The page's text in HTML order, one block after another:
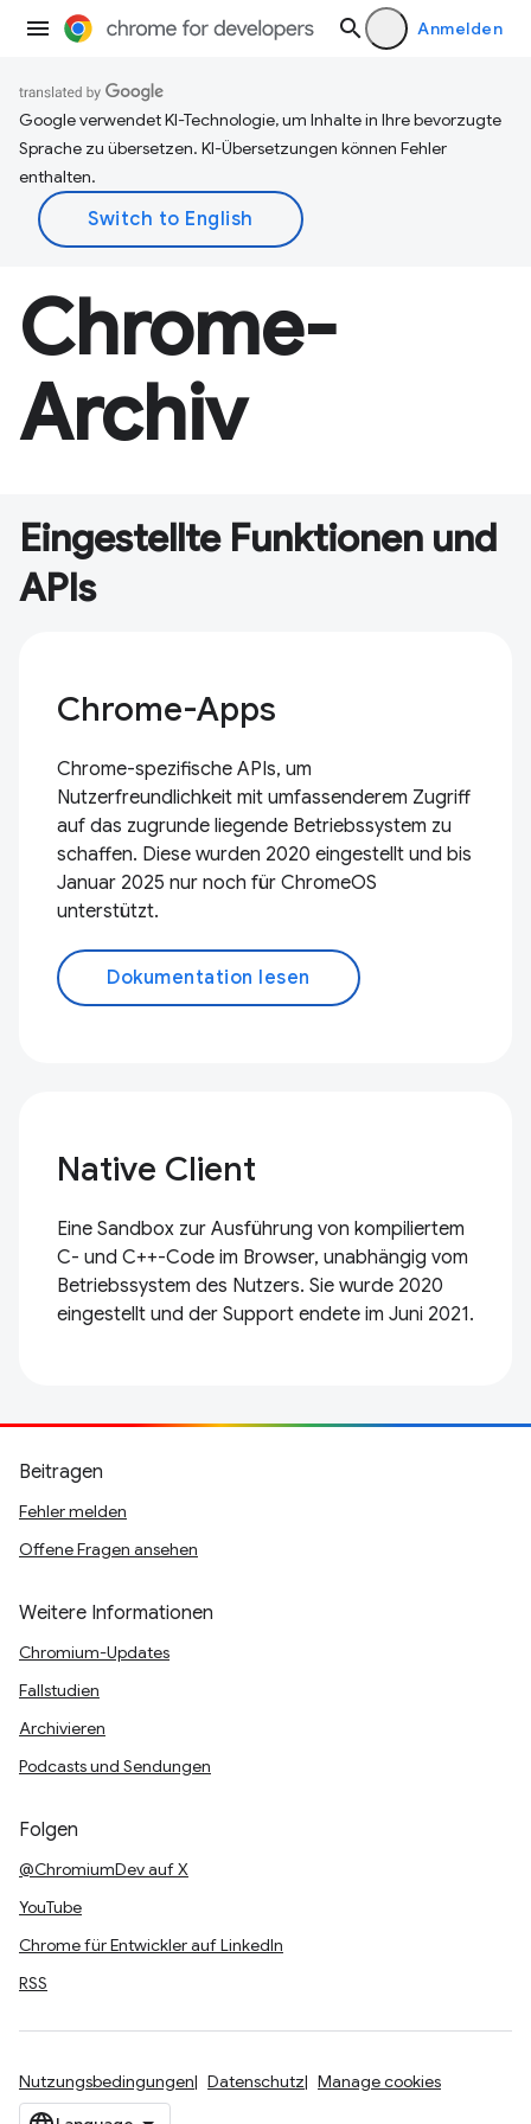
Anmelden
Google verwendet KI-Technologie, um Inhalte in Ihre bevorzugte
Sprache zu übersetzen. KI-Übersetzungen können Fehler
enthalten.
Chrome-
Archiv
Eingestellte Funktionen und
APIs
Chrome-Apps
Chrome-spezifische APIs, um
Nutzerfreundlichkeit mit umfassenderem Zugriff
auf das zugrunde liegende Betriebssystem zu
schaffen. Diese wurden 2020 eingestellt und bis
Januar 2025 nur noch für ChromeOS
unterstützt.
Dokumentation lesen
Native Client
Eine Sandbox zur Ausführung von kompiliertem
C- und C++-Code im Browser, unabhängig vom
Betriebssystem des Nutzers. Sie wurde 2020
eingestellt und der Support endete im Juni 2021.
Beitragen
Fehler melden
Offene Fragen ansehen
Weitere Informationen
Chromium-Updates
Fallstudien
Archivieren
Podcasts und Sendungen
Folgen
@ChromiumDev auf X
YouTube
Chrome für Entwickler auf LinkedIn
RSS
Nutzungsbedingungen Datenschutz Manage cookies